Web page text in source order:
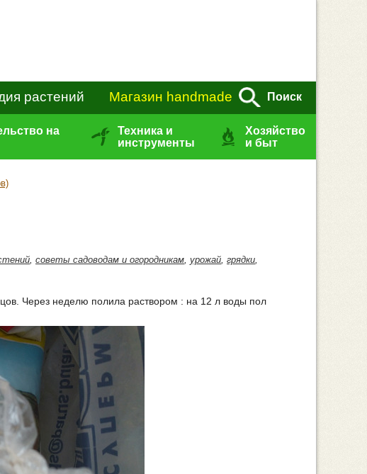
растений Магазин handmade Поиск
на
Техника и
инструменты
Хозяйство
и быт
, советы садоводам и огородникам, урожай, грядки,
Через неделю полила раствором : на 12 л воды пол